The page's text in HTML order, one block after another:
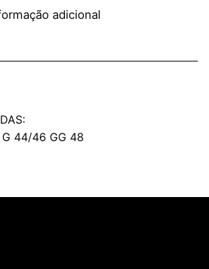
adicional
44/46 GG 48